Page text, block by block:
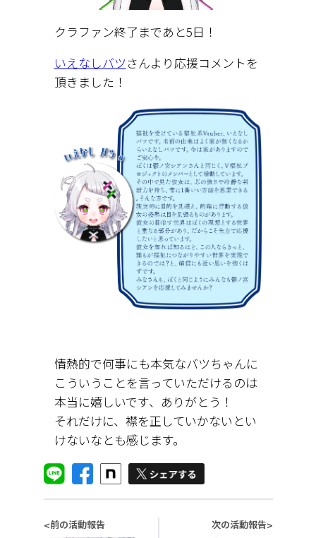
クラファン終了まであと5日！
いえなしバツさんより応援コメントを
頂きました！
情熱的で何事にも本気なバツちゃんに
こういうことを言っていただけるのは
本当に嬉しいです、ありがとう！
それだけに、襟を正していかないとい
けないなとも感じます。
<前の活動報告 次の活動報告>